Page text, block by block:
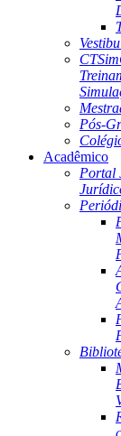
CTSim
Pós-
Acadêmico
Portal